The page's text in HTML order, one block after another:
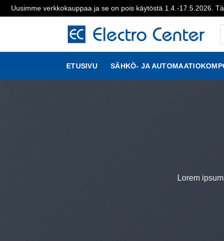
Uusimme verkkokauppaa ja se on pois käytöstä 1.4.-17.5.2026.
ETUSIVU SÄHKÖ- JA
Lorem